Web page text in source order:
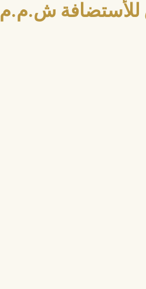
للأستضافة ش.م.م